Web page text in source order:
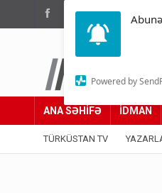
Powered by
Adımız
ANA SƏHİFƏ İDMAN
TÜRKÜSTAN TV